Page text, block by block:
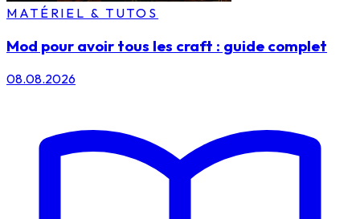
MATÉRIEL & TUTOS
Mod pour avoir tous les craft : guide complet
08.08.2026